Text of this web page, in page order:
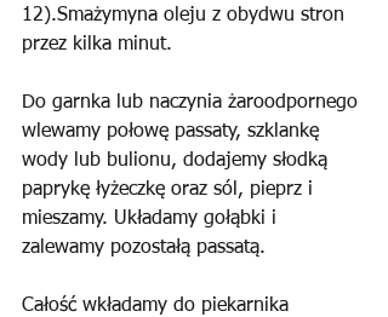
12).Smażymyna oleju z obydwu stron
przez kilka minut.
Do garnka lub naczynia żaroodpornego
wlewamy połowę passaty, szklankę
wody lub bulionu, dodajemy słodką
paprykę łyżeczkę oraz sól, pieprz i
mieszamy. Układamy gołąbki i
zalewamy pozostałą passatą.
Całość wkładamy do piekarnika